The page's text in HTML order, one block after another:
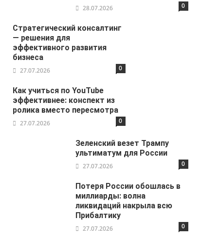
28.07.2026 0
Стратегический консалтинг
— решения для
эффективного развития
бизнеса
27.07.2026 0
Как учиться по YouTube
эффективнее: конспект из
ролика вместо пересмотра
27.07.2026 0
Зеленский везет Трампу
ультиматум для России
27.07.2026 0
Потеря России обошлась в
миллиарды: волна
ликвидаций накрыла всю
Прибалтику
27.07.2026 0